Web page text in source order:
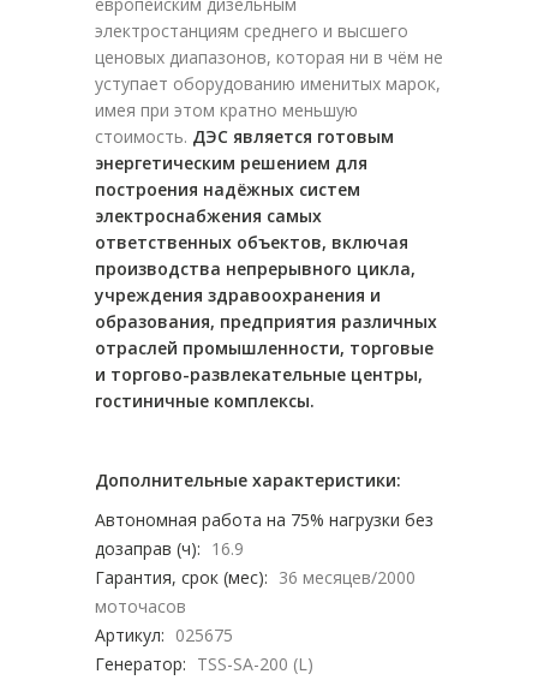
европейским дизельным
электростанциям среднего и высшего
ценовых диапазонов, которая ни в чём не
уступает оборудованию именитых марок,
имея при этом кратно меньшую
стоимость. ДЭС является готовым
энергетическим решением для
построения надёжных систем
электроснабжения самых
ответственных объектов, включая
производства непрерывного цикла,
учреждения здравоохранения и
образования, предприятия различных
отраслей промышленности, торговые
и торгово-развлекательные центры,
гостиничные комплексы.
Дополнительные характеристики:
Автономная работа на 75% нагрузки без
дозаправ (ч): 16.9
Гарантия, срок (мес): 36 месяцев/2000
моточасов
Артикул: 025675
Генератор: TSS-SA-200 (L)